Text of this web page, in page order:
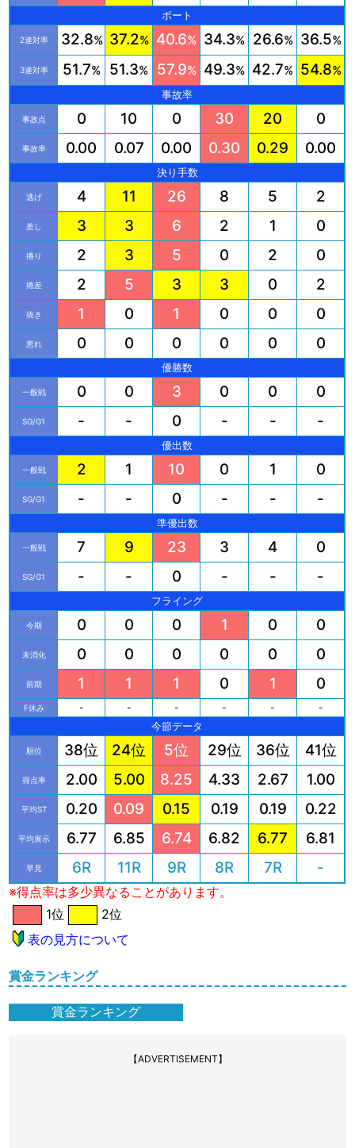
ボート
2連対率 32.8% 37.2% 40.6% 34.3% 26.6% 36.5%
3連対率 51.7% 51.3% 57.9% 49.3% 42.7% 54.8%
事故率
事故点 0 10 0 30 20 0
事故率 0.00 0.07 0.00 0.30 0.29 0.00
決り手数
逃げ 4 11 26 8 5 2
差し 3 3 6 2 1 0
捲り 2 3 5 0 2 0
捲差 2 5 3 3 0 2
抜き 1 0 1 0 0 0
恵れ 0 0 0 0 0 0
優勝数
一般戦 0 0 3 0 0 0
SG/G1 - - 0 - - -
優出数
一般戦 2 1 10 0 1 0
SG/G1 - - 0 - - -
準優出数
一般戦 7 9 23 3 4 0
SG/G1 - - 0 - - -
フライング
今期 0 0 0 1 0 0
未消化 0 0 0 0 0 0
前期 1 1 1 0 1 0
F休み - - - - -
-
今節データ
順位 38位 24位 5位 29位 36位 41位
得点率 2.00 5.00 8.25 4.33 2.67 1.00
平均ST 0.20 0.09 0.15 0.19 0.19 0.22
平均展示 6.77 6.85 6.74 6.82 6.77 6.81
早見 6R 11R 9R 8R 7R -
※得点率は多少異なることがあります。
1位
2位
表の見方について
賞金ランキング
賞金ランキング
【ADVERTISEMENT】